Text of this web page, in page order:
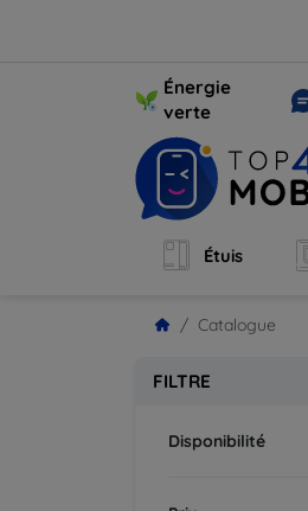
Énergie
verte
Étuis
Catalogue
FILTRE
Disponibilité